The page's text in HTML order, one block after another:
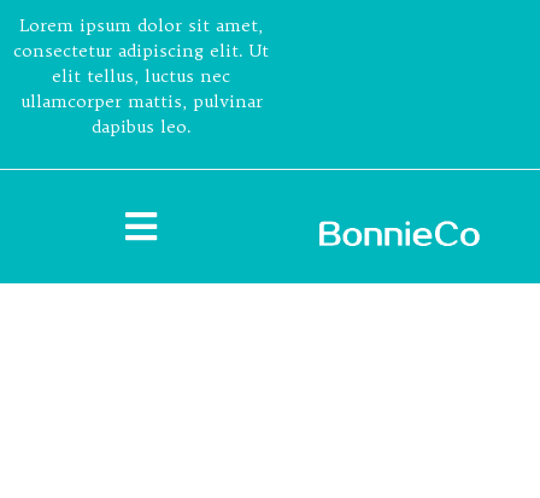
Lorem ipsum dolor sit amet,
consectetur adipiscing elit. Ut
elit tellus, luctus nec
ullamcorper mattis, pulvinar
dapibus leo.